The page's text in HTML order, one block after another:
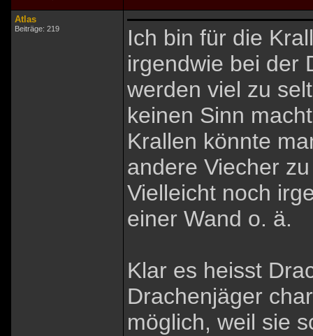
Atlas
Beiträge: 219
Ich bin für die
irgendwie bei der
werden viel zu
keinen Sinn
Krallen könnte
andere Viecher
Vielleicht noch
einer Wand o. ä.
Klar es heisst
Drachenjäger
möglich, weil sie